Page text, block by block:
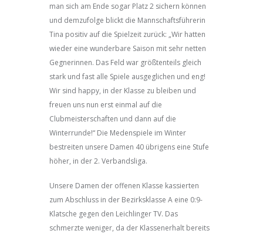
man sich am Ende sogar Platz 2 sichern können
und demzufolge blickt die Mannschaftsführerin
Tina positiv auf die Spielzeit zurück: „Wir hatten
wieder eine wunderbare Saison mit sehr netten
Gegnerinnen. Das Feld war größtenteils gleich
stark und fast alle Spiele ausgeglichen und eng!
Wir sind happy, in der Klasse zu bleiben und
freuen uns nun erst einmal auf die
Clubmeisterschaften und dann auf die
Winterrunde!“ Die Medenspiele im Winter
bestreiten unsere Damen 40 übrigens eine Stufe
höher, in der 2. Verbandsliga.
Unsere Damen der offenen Klasse kassierten
zum Abschluss in der Bezirksklasse A eine 0:9-
Klatsche gegen den Leichlinger TV. Das
schmerzte weniger, da der Klassenerhalt bereits